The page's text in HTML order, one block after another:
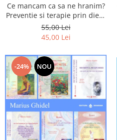
Ce mancam ca sa ne hranim?
Preventie si terapie prin dieta
in bolile cardiovasculare si in
diabetul zaharat
55,00 Lei
45,00 Lei
-24% NOU